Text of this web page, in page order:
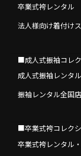
卒業式袴レンタル
法人様向け着付け
■成人式振袖コレ
成人式振袖レンタ
振袖レンタル全国
■卒業式袴コレク
卒業式袴レンタル